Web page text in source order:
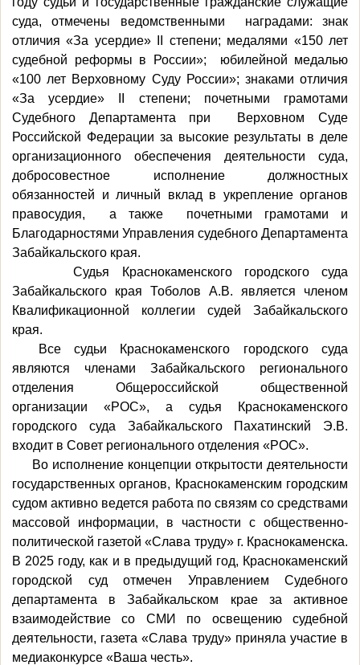
суда, отмечены ведомственными наградами: знак
отличия «За усердие» II степени; медалями «150 лет
судебной реформы в России»; юбилейной медалью
«100 лет Верховному Суду России»; знаками отличия
«За усердие» II степени; почетными грамотами
Судебного Департамента при Верховном Суде
Российской Федерации за высокие результаты в деле
организационного обеспечения деятельности суда,
добросовестное исполнение должностных
обязанностей и личный вклад в укрепление органов
правосудия, а также почетными грамотами и
Благодарностями Управления судебного Департамента
Забайкальского края.
Судья Краснокаменского городского суда
Забайкальского края Тоболов А.В. является членом
Квалификационной коллегии судей Забайкальского
края.
Все судьи Краснокаменского городского суда
являются членами Забайкальского регионального
отделения Общероссийской общественной
организации «РОС», а судья Краснокаменского
городского суда Забайкальского Пахатинский Э.В.
входит в Совет регионального отделения «РОС».
Во исполнение концепции открытости деятельности
государственных органов, Краснокаменским городским
судом активно ведется работа по связям со средствами
массовой информации, в частности с общественно-
политической газетой «Слава труду» г. Краснокаменска.
В 2025 году, как и в предыдущий год, Краснокаменский
городской суд отмечен Управлением Судебного
департамента в Забайкальском крае за активное
взаимодействие со СМИ по освещению судебной
деятельности, газета «Слава труду» приняла участие в
медиаконкурсе «Ваша честь».